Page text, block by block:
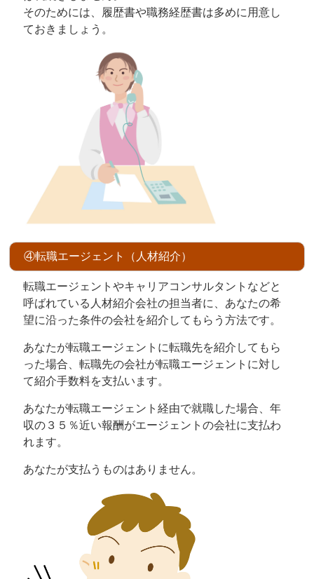
そのためには、履歴書や職務経歴書は多めに用意し
ておきましょう。
④転職エージェント（人材紹介）
転職エージェントやキャリアコンサルタントなどと
呼ばれている人材紹介会社の担当者に、あなたの希
望に沿った条件の会社を紹介してもらう方法です。
あなたが転職エージェントに転職先を紹介してもら
った場合、転職先の会社が転職エージェントに対し
て紹介手数料を支払います。
あなたが転職エージェント経由で就職した場合、年
収の３５％近い報酬がエージェントの会社に支払わ
れます。
あなたが支払うものはありません。